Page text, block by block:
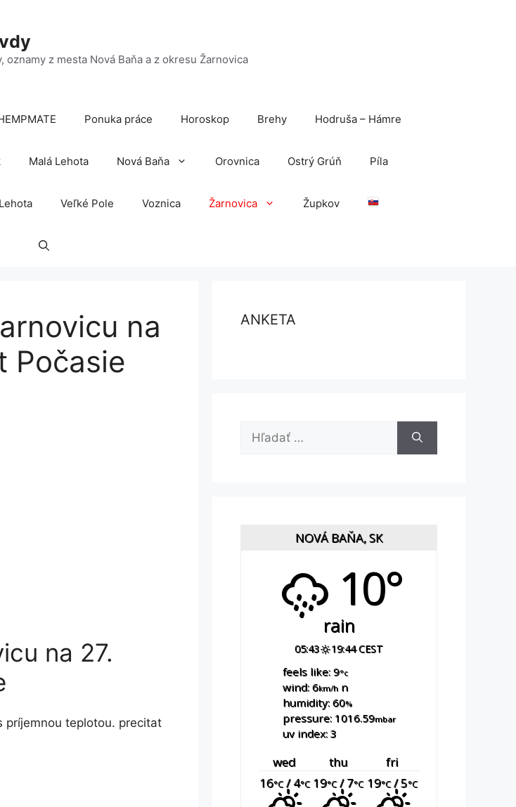
oznamy z mesta Nová Baňa a z okresu Žarnovica
Ponuka práce Horoskop Brehy Hodruša – Hámre
Malá Lehota Nová Baňa Orovnica Ostrý Grúň Píla
Veľké Pole Voznica Žarnovica Župkov
na
Počasie
na 27.
príjemnou teplotou. precitat
ANKETA
Hľadať:
NOVÁ BAŇA, SK
10°
rain
05:43 19:44 CEST
feels like: 9°c
wind: 6km/hn
humidity: 60%
pressure: 1016.59mbar
uv index: 3
wed thu
fri
16°C/ 4°C 19°C/ 7°C 19°C/ 5°C